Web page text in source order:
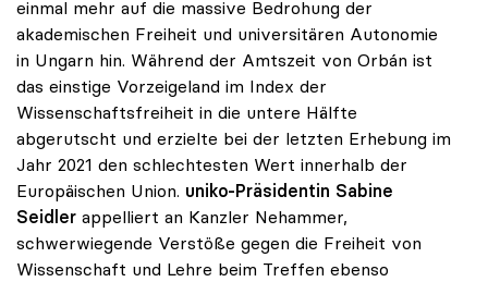
einmal mehr auf die massive Bedrohung der
akademischen Freiheit und universitären Autonomie
in Ungarn hin. Während der Amtszeit von Orbán ist
das einstige Vorzeigeland im Index der
Wissenschaftsfreiheit in die untere Hälfte
abgerutscht und erzielte bei der letzten Erhebung im
Jahr 2021 den schlechtesten Wert innerhalb der
Europäischen Union. uniko-Präsidentin Sabine
Seidler appelliert an Kanzler Nehammer,
schwerwiegende Verstöße gegen die Freiheit von
Wissenschaft und Lehre beim Treffen ebenso